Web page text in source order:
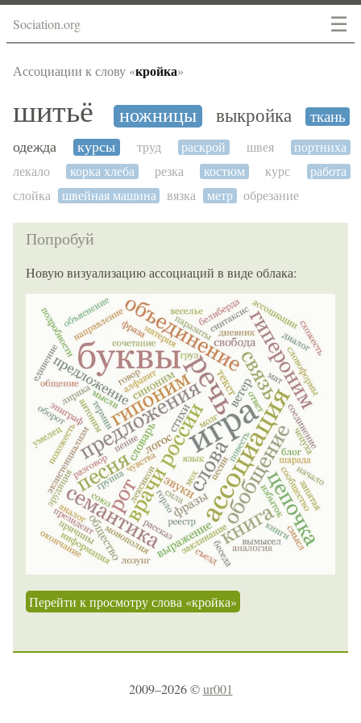
☰
Sociation.org
Ассоциации к слову «кройка»
шитьё ножницы выкройка ткань
одежда курсы труд раскрой швея
портниха
лекало
корка хлеба резка костюм курс
работа
слойка
швейная машина вязка метр обрезание
Попробуй
Новую визуализацию ассоциаций в виде облака:
Перейти к просмотру слова «кройка»
2009–2026 ©ur001